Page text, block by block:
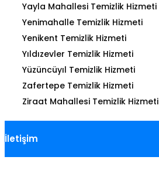
Yayla Mahallesi Temizlik Hizmeti
Yenimahalle Temizlik Hizmeti
Yenikent Temizlik Hizmeti
Yıldızevler Temizlik Hizmeti
Yüzüncüyıl Temizlik Hizmeti
Zafertepe Temizlik Hizmeti
Ziraat Mahallesi Temizlik Hizmeti
İletişim